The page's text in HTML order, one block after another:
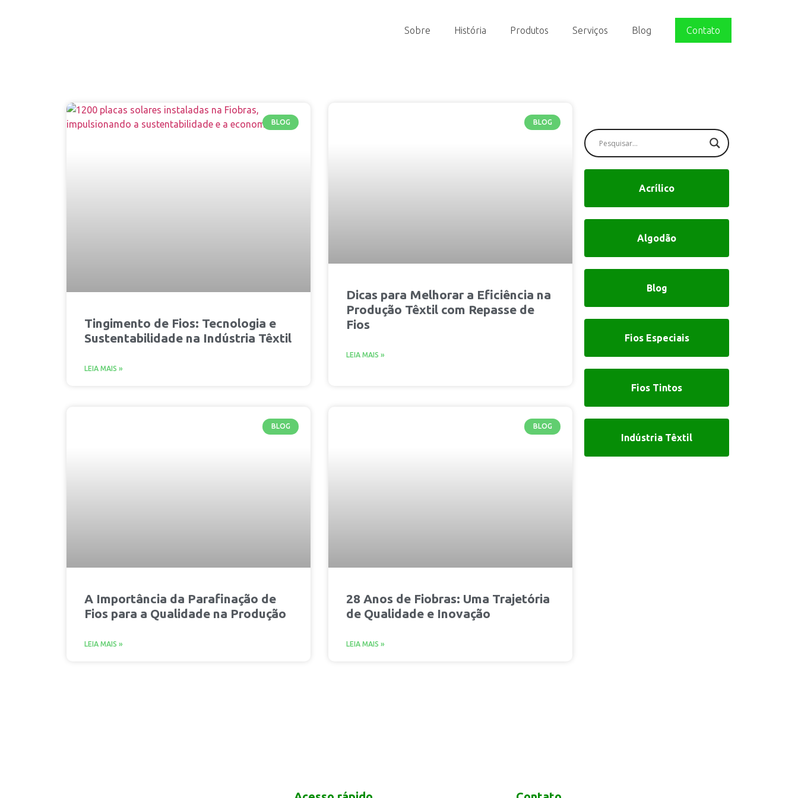
Sobre História Produtos Serviços Blog Contato
BLOG
Tingimento de Fios: Tecnologia e
Sustentabilidade na Indústria Têxtil
LEIA MAIS »
BLOG
Dicas para Melhorar a Eficiência na
Produção Têxtil com Repasse de
Fios
LEIA MAIS »
BLOG
A Importância da Parafinação de
Fios para a Qualidade na Produção
LEIA MAIS »
BLOG
28 Anos de Fiobras: Uma Trajetória
de Qualidade e Inovação
LEIA MAIS »
Acrílico
Algodão
Blog
Fios Especiais
Fios Tintos
Indústria Têxtil